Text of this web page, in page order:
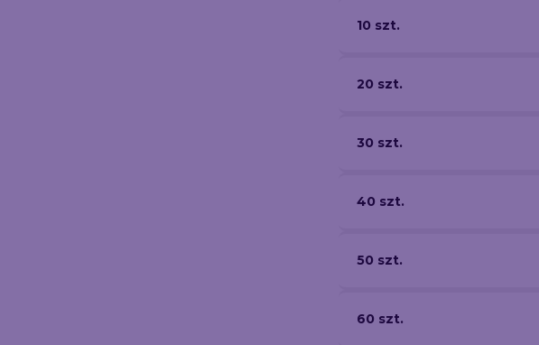
10 szt.
20 szt.
30 szt.
40 szt.
50 szt.
60 szt.